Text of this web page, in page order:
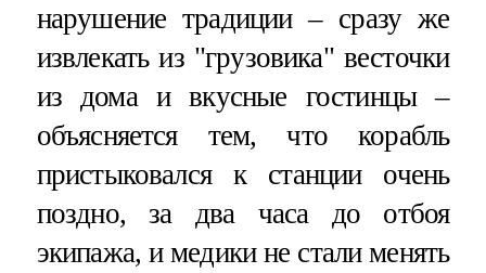
нарушение традиции – сразу же
извлекать из "грузовика" весточки
из дома и вкусные гостинцы –
объясняется тем, что корабль
пристыковался к станции очень
поздно, за два часа до отбоя
экипажа, и медики не стали менять